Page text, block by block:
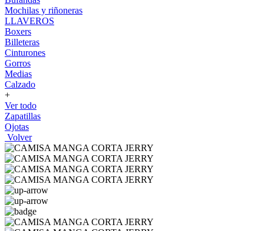
Mochilas y riñoneras
LLAVEROS
Boxers
Billeteras
Cinturones
Gorros
Medias
Calzado
+
Ver todo
Zapatillas
Ojotas
Volver